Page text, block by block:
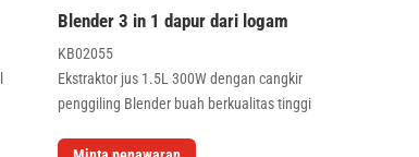
Blender 3 in 1 dapur dari logam
KB02055
Ekstraktor jus 1.5L 300W dengan cangkir
penggiling Blender buah berkualitas tinggi